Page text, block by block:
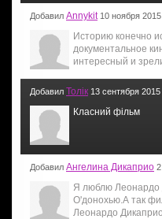
Добавил Annykit 10 ноября
Историю конечно
документальное
интересный и
Добавил Толiк 13 сентября
Класний фiльм
Добавил Ангелина Дикаприо
Я люблю Леонардо
О'донохью.А так
Леонардо